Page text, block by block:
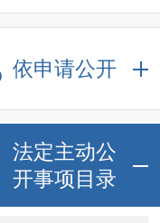
依申请公开
法定主动公
开事项目录